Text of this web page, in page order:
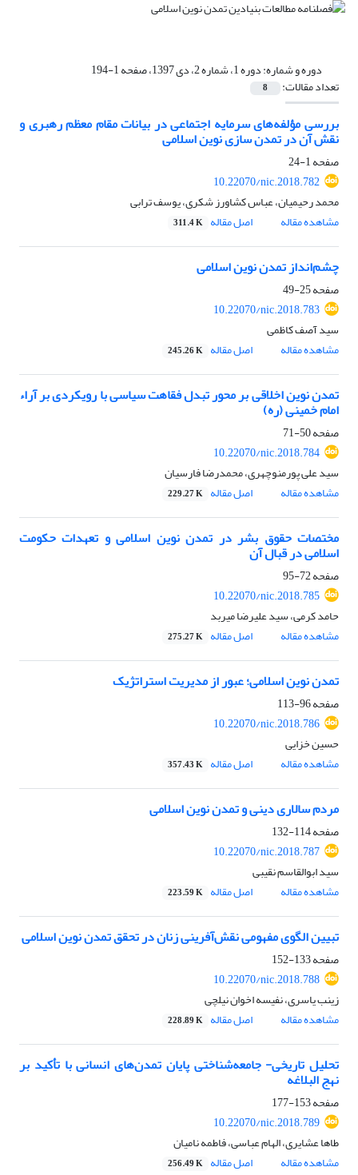
دوره و شماره:دوره 1، شماره 2، دی 1397، صفحه 1-194
تعداد مقالات: 8
بررسی مؤلفه‌های سرمایه اجتماعی در بیانات مقام معظم رهبری و
نقش آن در تمدن سازی نوین اسلامی
صفحه1-24
10.22070/nic.2018.782
محمد رحیمیان، عباس کشاورز شکری، یوسف ترابی
مشاهده مقاله
اصل مقاله 311.4 K
چشم‌انداز تمدن نوین اسلامی
صفحه25-49
10.22070/nic.2018.783
سید آصف کاظمی
مشاهده مقاله
اصل مقاله 245.26 K
تمدن نوین اخلاقی بر محور تبدل فقاهت سیاسی با رویکردی بر آراء
امام خمینی (ره)
صفحه50-71
10.22070/nic.2018.784
سید علی پورمنوچهری، محمدرضا فارسیان
مشاهده مقاله
اصل مقاله 229.27 K
مختصات حقوق بشر در تمدن نوین اسلامی و تعهدات حکومت
اسلامی در قبال آن
صفحه72-95
10.22070/nic.2018.785
حامد کرمی، سید علیرضا میربد
مشاهده مقاله
اصل مقاله 275.27 K
تمدن نوین اسلامی؛ عبور از مدیریت استراتژیک
صفحه96-113
10.22070/nic.2018.786
حسین خزایی
مشاهده مقاله
اصل مقاله 357.43 K
مردم سالاری دینی و تمدن نوین اسلامی
صفحه114-132
10.22070/nic.2018.787
سید ابوالقاسم نقیبی
مشاهده مقاله
اصل مقاله 223.59 K
تبیین الگوی مفهومی ‌نقش‌آفرینی زنان در تحقق تمدن نوین اسلامی
صفحه133-152
10.22070/nic.2018.788
زینب یاسری، نفیسه اخوان نیلچی
مشاهده مقاله
اصل مقاله 228.89 K
تحلیل تاریخی- جامعه‌شناختی پایان تمدن‌های انسانی با تأکید بر
نهج البلاغه
صفحه153-177
10.22070/nic.2018.789
طاها عشایری، الهام عباسی، فاطمه نامیان
مشاهده مقاله
اصل مقاله 256.49 K